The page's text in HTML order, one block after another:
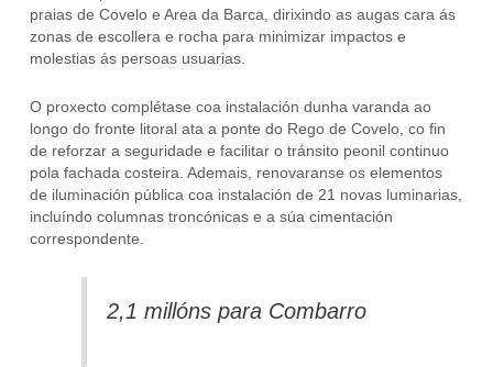
praias de Covelo e Area da Barca, dirixindo as augas cara ás
zonas de escollera e rocha para minimizar impactos e
molestias ás persoas usuarias.
O proxecto complétase coa instalación dunha varanda ao
longo do fronte litoral ata a ponte do Rego de Covelo, co fin
de reforzar a seguridade e facilitar o tránsito peonil continuo
pola fachada costeira. Ademais, renovaranse os elementos
de iluminación pública coa instalación de 21 novas luminarias,
incluíndo columnas troncónicas e a súa cimentación
correspondente.
2,1 millóns para Combarro